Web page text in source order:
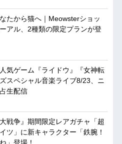
たから猫へ｜Meowsterショッ
アル、2種類の限定プランが登
気ゲーム『ライドウ』『女神転
スペシャル音楽ライブ8/23、ニ
生配信
大戦争』期間限定レアガチャ「超
ツ」に新キャラクター「鉄腕！